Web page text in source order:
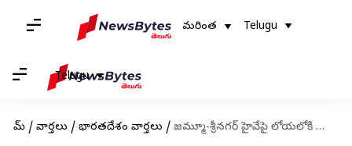
మరింత Telugu
Telugu
హోమ్ / వార్తలు / భారతదేశం వార్తలు / జమ్మూ-శ్రీనగర్ హైవేపై లోయలోకి దూసుకెళ్లిన బస్సు; 10మంది మృతి